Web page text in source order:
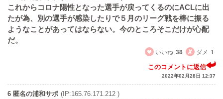
これからコロナ陽性となった選手が戻ってくるのにACLに出
たが為、別の選手が感染したりで５月のリーグ戦を棒に振る
ようなことがあってはならない。今のところそこだけが心配
だ。
いいね 38 ダメ 1
このコメントに返信
2022年02月28日 12:37
6 匿名の浦和サポ (IP:165.76.171.212 )